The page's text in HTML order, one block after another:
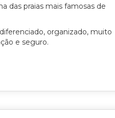
das praias mais famosas de
organizado, muito
e seguro.